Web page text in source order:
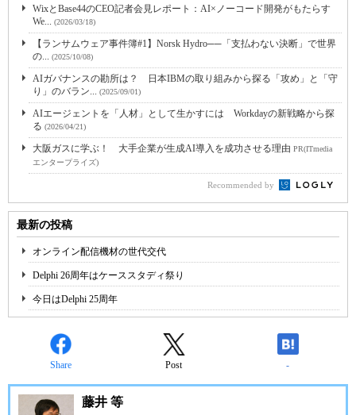
WixとBase44のCEO記者会見レポート：AI×ノーコード開発がもたらす
We... (2026/03/18)
【ランサムウェア事件簿#1】Norsk Hydro──「支払わない決断」で世界
の... (2025/10/08)
AIガバナンスの勘所は？ 日本IBMの取り組みから探る「攻め」と「守
り」のバラン... (2025/09/01)
AIエージェントを「人材」として生かすには Workdayの新戦略から探
る (2026/04/21)
大阪ガスに学ぶ！ 大手企業が生成AI導入を成功させる理由 PR(ITmedia
エンタープライズ)
Recommended by
最新の投稿
オンライン配信機材の世代交代
Delphi 26周年はケーススタディ祭り
今日はDelphi 25周年
Share Post -
藤井 等